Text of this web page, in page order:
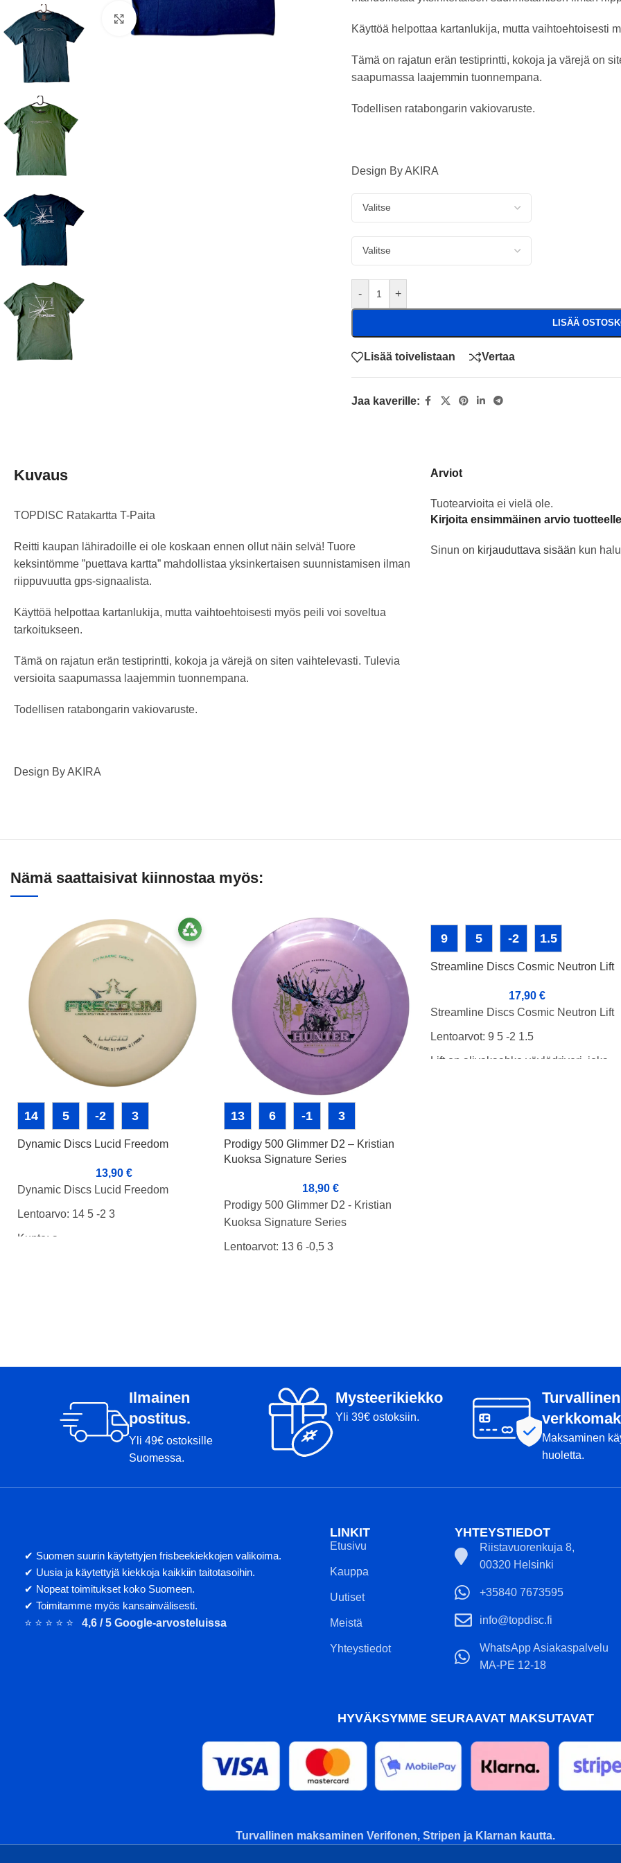
Klikkaa suuremmaksi
Käyttöä helpottaa kartanlukija, mutta vaihtoehtoisesti
Tämä on rajatun erän testiprintti, kokoja ja värejä on
saapumassa laajemmin tuonnempana.
Todellisen ratabongarin vakiovaruste.
Design By AKIRA
- +
LISÄÄ
Lisää toivelistaan Vertaa
Jaa kaverille:
Kuvaus
TOPDISC Ratakartta T-Paita
Reitti kaupan lähiradoille ei ole koskaan ennen ollut näin selvä! Tuore
keksintömme ”puettava kartta” mahdollistaa yksinkertaisen suunnistamisen ilman
riippuvuutta gps-signaalista.
Käyttöä helpottaa kartanlukija, mutta vaihtoehtoisesti myös peili voi soveltua
tarkoitukseen.
Tämä on rajatun erän testiprintti, kokoja ja värejä on siten vaihtelevasti. Tulevia
versioita saapumassa laajemmin tuonnempana.
Todellisen ratabongarin vakiovaruste.
Design By AKIRA
Arviot
Tuotearvioita ei vielä ole.
Kirjoita ensimmäinen arvio
Sinun on kirjauduttava sisään kun
Nämä saattaisivat kiinnostaa myös:
14 5 -2 3
Dynamic Discs Lucid Freedom
13,90 €
Dynamic Discs Lucid Freedom
Lentoarvo: 14 5 -2 3
Kunto: a
13 6 -1 3
Prodigy 500 Glimmer D2 – Kristian
Kuoksa Signature Series
18,90 €
Prodigy 500 Glimmer D2 - Kristian
Kuoksa Signature Series
Lentoarvot: 13 6 -0,5 3
pohjassa.
D2 on erittäin nopea pituusdraiveri,
joka on suunniteltu vahvoille heittäjille.
Tämä draiveri lentää luotettavasti myös
tuulisissa olosuhteissa. Lentorata on
todella ennustettava ja sivulta sivulle
kovempaa kuin 400-muovi. Se tarjoaa
luotettavan ja mukavan otteen
kiekosta.
Painatuksen väri ja kiekon sävy ei
9 5 -2 1.5
Streamline Discs Cosmic Neutron Lift
17,90 €
Streamline Discs Cosmic Neutron Lift
Lentoarvot: 9 5 -2 1.5
Lift on alivakaahko väylädriveri, joka
stämpin väri vaihtelee.
Ilmainen
postitus.
Yli 49€ ostoksille
Suomessa.
Mysteerikiekko
Yli 39€ ostoksiin.
Turvallinen
Maksaminen
huoletta.
✔ Suomen suurin käytettyjen frisbeekiekkojen valikoima.
✔ Uusia ja käytettyjä kiekkoja kaikkiin taitotasoihin.
✔ Nopeat toimitukset koko Suomeen.
✔ Toimitamme myös kansainvälisesti.
⭐ ⭐ ⭐ ⭐ ⭐ 4,6 / 5 Google-arvosteluissa
LINKIT
Etusivu
Kauppa
Uutiset
Meistä
Yhteystiedot
YHTEYSTIEDOT
Riistavuorenkuja 8,
00320 Helsinki
+35840 7673595
info@topdisc.fi
WhatsApp Asiakaspalvelu
MA-PE 12-18
HYVÄKSYMME SEURAAVAT MAKSUTAVAT
Turvallinen maksaminen Verifonen, Stripen ja Klarnan kautta.